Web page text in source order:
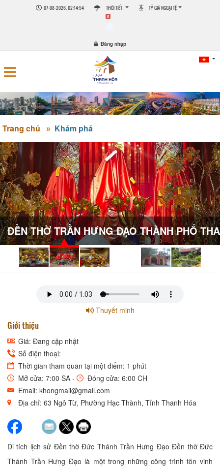
07-08-2026, 02:14:54 THỜI TIẾT TỶ GIÁ NGOẠI TỆ
0
Đăng nhập
Trang chủ Khám phá
ĐỀN THỜ TRẦN HƯNG ĐẠO THÀNH PHỐ
Thuyết minh
Giới thiệu
Giá: Đang cập nhật
Số điện thoại:
Thời gian tham quan tại một điểm: 1 phút
Mở cửa: 7:00 SA -
Đóng cửa: 6:00 CH
Email: khongmail@gmail.com
Địa chỉ: 63 Ngô Từ, Phường Hạc Thành, Tỉnh Thanh Hóa
Di tích lịch sử Đền thờ Đức Thánh Trần Hưng Đạo Đền thờ Đức
Thánh Trần Hưng Đạo là một trong những công trình tôn vinh